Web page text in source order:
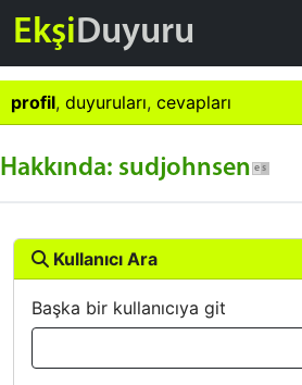
EkşiDuyuru
profil, duyuruları, cevapları
Hakkında: sudjohnsen
Kullanıcı Ara
Başka bir kullanıcıya git